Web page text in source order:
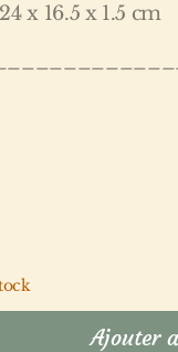
x 16.5 x 1.5 cm
Ajouter